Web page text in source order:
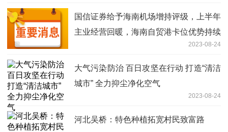
国信证券给予海南机场增持评级，上半年
主业经营回暖，海南自贸港卡位优势持续
2023-08-24
大气污染防治 百日攻坚在行动 打造“清洁
城市” 全力抑尘净化空气
2023-08-24
河北吴桥：特色种植拓宽村民致富路